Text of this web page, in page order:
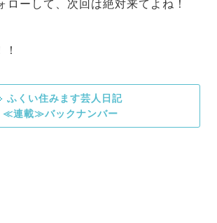
ローして、次回は絶対来てよね！
ふくい住みます芸人日記
≪連載≫バックナンバー